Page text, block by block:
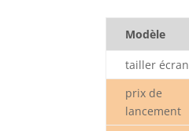
Modèle
tailler écran
prix de
lancement